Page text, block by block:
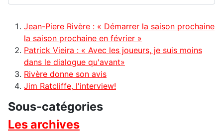
Jean-Piere Rivère : « Démarrer la saison prochaine
la saison prochaine en février »
Patrick Vieira : « Avec les joueurs, je suis moins
dans le dialogue qu'avant»
Rivère donne son avis
Jim Ratcliffe, l'interview!
Sous-catégories
Les archives